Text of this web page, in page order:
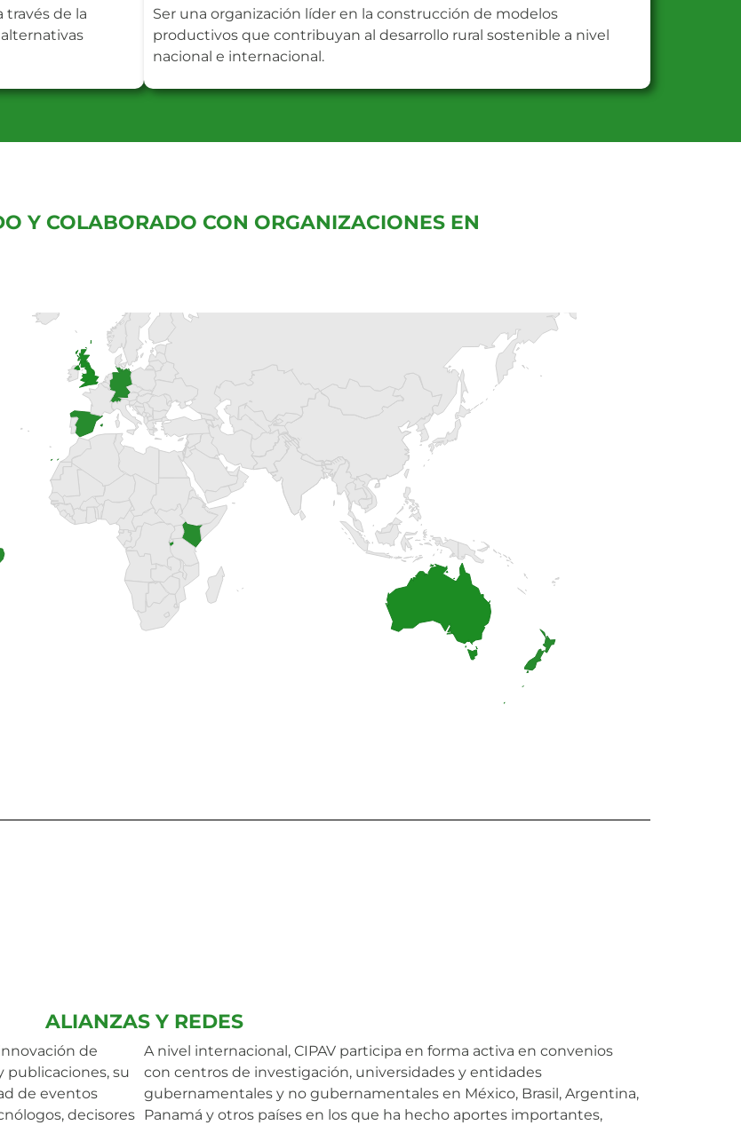
través de la
Ser una organización líder en la construcción de modelos
productivos que contribuyan al desarrollo rural sostenible a nivel
nacional e internacional.
Y COLABORADO CON ORGANIZACIONES EN
ALIANZAS Y REDES
de
publicaciones, su
de eventos
decisores
A nivel internacional, CIPAV participa en forma activa en convenios
con centros de investigación, universidades y entidades
gubernamentales y no gubernamentales en México, Brasil, Argentina,
Panamá y otros países en los que ha hecho aportes importantes,